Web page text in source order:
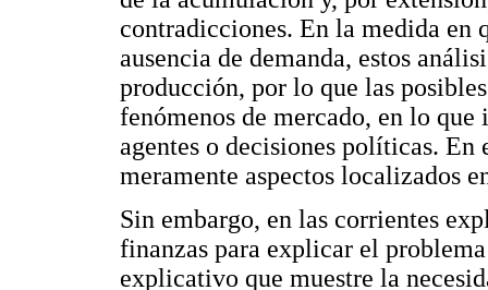
contradicciones. En la medida en
ausencia de demanda, estos
producción, por lo que las
fenómenos de mercado, en lo
agentes o decisiones políticas.
meramente aspectos localizados
Sin embargo, en las corrientes
finanzas para explicar el
explicativo que muestre la